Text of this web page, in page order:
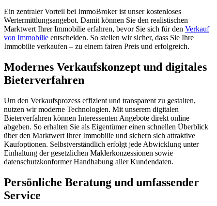
Ein zentraler Vorteil bei ImmoBroker ist unser kostenloses
Wertermittlungsangebot. Damit können Sie den realistischen
Marktwert Ihrer Immobilie erfahren, bevor Sie sich für den Verkauf
von Immobilie entscheiden. So stellen wir sicher, dass Sie Ihre
Immobilie verkaufen – zu einem fairen Preis und erfolgreich.
Modernes Verkaufskonzept und digitales
Bieterverfahren
Um den Verkaufsprozess effizient und transparent zu gestalten,
nutzen wir moderne Technologien. Mit unserem digitalen
Bieterverfahren können Interessenten Angebote direkt online
abgeben. So erhalten Sie als Eigentümer einen schnellen Überblick
über den Marktwert Ihrer Immobilie und sichern sich attraktive
Kaufoptionen. Selbstverständlich erfolgt jede Abwicklung unter
Einhaltung der gesetzlichen Maklerkonzessionen sowie
datenschutzkonformer Handhabung aller Kundendaten.
Persönliche Beratung und umfassender
Service